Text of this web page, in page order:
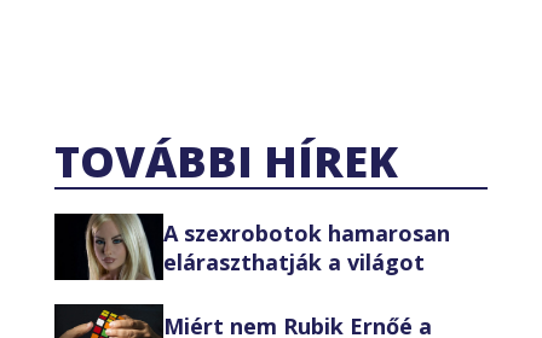
TOVÁBBI HÍREK
A szexrobotok hamarosan
eláraszthatják a világot
Miért nem Rubik Ernőé a